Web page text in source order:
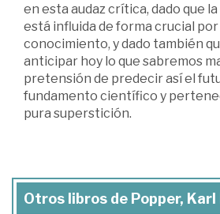
en esta audaz crítica, dado que
está influida de forma crucial
conocimiento, y dado también
anticipar hoy lo que sabremos
pretensión de predecir así el
fundamento científico y
pura superstición.
Otros libros de Popper,